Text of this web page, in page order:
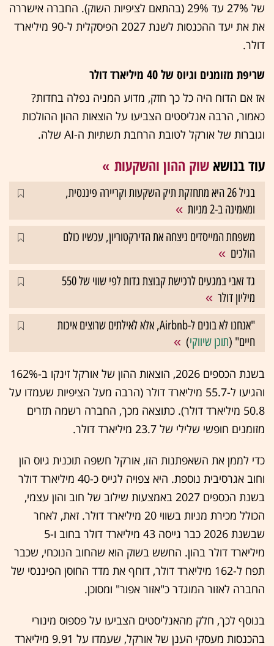
של 27% עד 29% (בהתאם לציפיות השוק). החברה אישררה
את את יעד ההכנסות לשנת 2027 הפיסקלית ל-90 מיליארד
דולר.
שריפת מזומנים וגיוס של 40 מיליארד דולר
אז אם הדוח היה כל כך חזק, מדוע המניה נפלה בחדות?
כאמור, הרבה אנליסטים הצביעו על הוצאות ההון ההולכות
וגוברות של אורקל לטובת הרחבת תשתיות ה-AI שלה.
עוד בנושא שוק ההון והשקעות
בגיל 26 היא מתחזקת תיק השקעות וקריירה פיננסית,
ומאמינה ב-2 מניות
משפחת המייסדים ניצחה את הדירקטוריון, עכשיו כולם
הולכים
גד זאבי במגעים לרכישת קבוצת גדות לפי שווי של 550
מיליון דולר
"אנחנו לא בונים ל-Airbnb, אלא לאילתים שרוצים איכות
חיים" (תוכן שיווקי)
בשנת הכספים 2026, הוצאות ההון של אורקל זינקו ב-162%
והגיעו ל-55.7 מיליארד דולר (הרבה מעל הציפיות שעמדו על
50.8 מיליארד דולר). כתוצאה מכך, החברה רשמה תזרים
מזומנים חופשי שלילי של 23.7 מיליארד דולר.
כדי לממן את השאפתנות הזו, אורקל חשפה תוכנית גיוס הון
וחוב אגרסיבית נוספת. היא צפויה לגייס כ-40 מיליארד דולר
בשנת הכספים 2027 באמצעות שילוב של חוב והון עצמי,
הכולל מכירת מניות בשווי 20 מיליארד דולר. זאת, לאחר
שבשנת 2026 כבר גייסה 43 מיליארד דולר בחוב ו-5
מיליארד דולר בהון. החשש בשוק הוא שהחוב הנוכחי, שכבר
תפח ל-162 מיליארד דולר, דוחף את מדד החוסן הפיננסי של
החברה לאזור המוגדר כ"אזור אפור" ומסוכן.
בנוסף לכך, חלק מהאנליסטים הצביעו על פספוס מינורי
בהכנסות מעסקי הענן של אורקל, שעמדו על 9.91 מיליארד